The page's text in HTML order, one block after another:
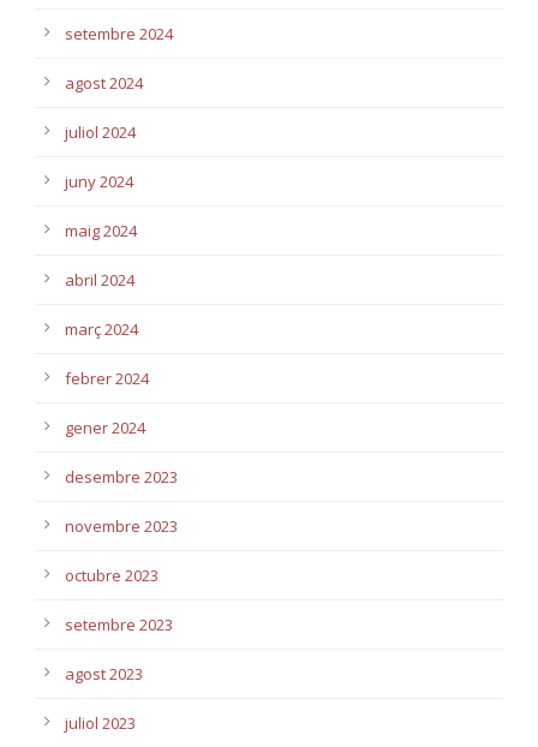
setembre 2024
agost 2024
juliol 2024
juny 2024
maig 2024
abril 2024
març 2024
febrer 2024
gener 2024
desembre 2023
novembre 2023
octubre 2023
setembre 2023
agost 2023
juliol 2023